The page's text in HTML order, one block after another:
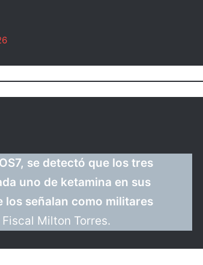
se detectó que los tres
uno de ketamina en sus
señalan como militares
Milton Torres.